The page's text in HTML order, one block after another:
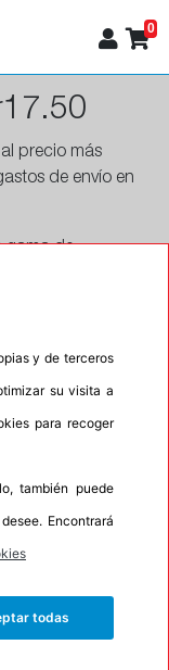
0
precio más
de envío en
gama de
y de terceros
su visita a
para recoger
también puede
Encontrará
todas